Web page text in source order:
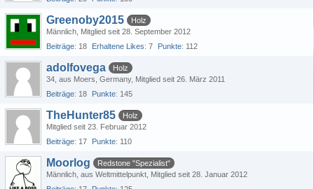
Greenoby2015
Holz
Männlich Mitglied seit 28. September 2012
Beiträge 18 Erhaltene Likes 7 Punkte 112
adolfovega
Holz
34 aus Moers, Germany Mitglied seit 26. März 2011
Beiträge 18 Punkte 145
TheHunter85
Holz
Mitglied seit 23. Februar 2012
Beiträge 17 Punkte 110
Moorlog
Redstone "Spezialist"
Männlich aus Weltmittelpunkt Mitglied seit 28. Januar 2012